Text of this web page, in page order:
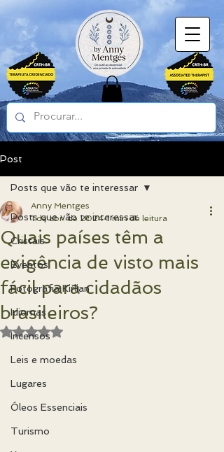
Post
Posts que vão te interessar
Cristais
Eventos
Fotografia Kirlian
Idiomas
Incensos
Leis e moedas
Lugares
Óleos Essenciais
Turismo
Posts que vão te interessar
Quais países têm a
exigência de visto mais
fácil para cidadãos
brasileiros?
Anny Mentges
1 de abr. de 2024 1 min de leitura
Avaliado com NaN de 5 estrelas.